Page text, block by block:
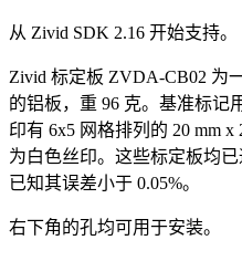
从 Zivid SDK 2.16 开始支持。
Zivid 标定板 ZVDA-CB02 为
的铝板，重 96 克。基准标记
印有 6x5 网格排列的 20 mm
为白色丝印。这些标定板均
已知其误差小于 0.05%。
右下角的孔均可用于安装。